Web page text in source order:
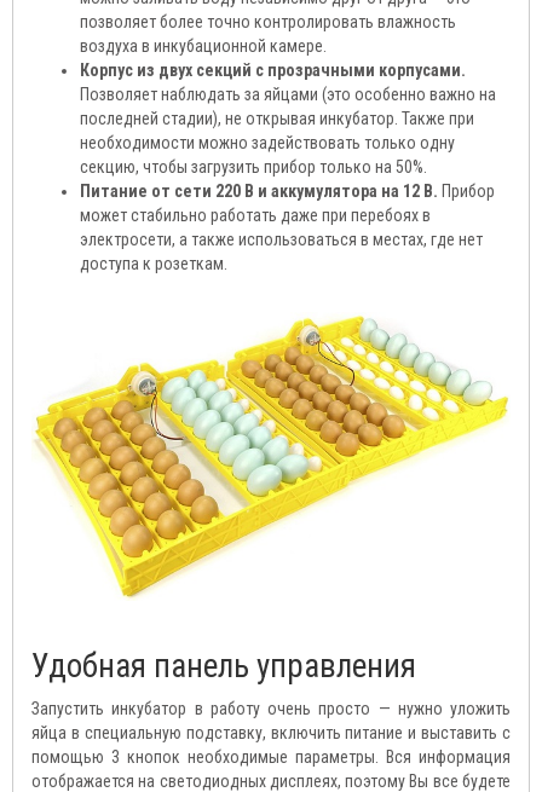
позволяет более точно контролировать влажность
воздуха в инкубационной камере.
Корпус из двух секций с прозрачными корпусами.
Позволяет наблюдать за яйцами (это особенно важно на
последней стадии), не открывая инкубатор. Также при
необходимости можно задействовать только одну
секцию, чтобы загрузить прибор только на 50%.
Питание от сети 220 В и аккумулятора на 12 В. Прибор
может стабильно работать даже при перебоях в
электросети, а также использоваться в местах, где нет
доступа к розеткам.
Удобная панель управления
Запустить инкубатор в работу очень просто — нужно уложить
яйца в специальную подставку, включить питание и выставить с
помощью 3 кнопок необходимые параметры. Вся информация
отображается на светодиодных дисплеях, поэтому Вы все будете